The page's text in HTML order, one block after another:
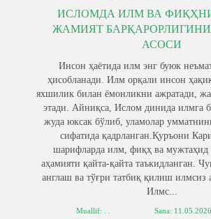
ИСЛОМДА ИЛМ ВА
ЖАМИЯТ
АСОСИ
Инсон ҳаётида илм энг буюк
ҳисобланади. Илм орқали инсон
яхшилик билан ёмонликни ажратади,
этади. Айниқса, Ислом динида илмга
жуда юксак бўлиб, уламолар
сифатида қадрланган.Қуръони
шарифларда илм, фиқҳ ва мужтаҳид
аҳамияти қайта-қайта таъкидланган.
англаш ва тўғри татбиқ қилиш илмсиз
Илмс...
Muallif: . . Sana: 11.05.2026